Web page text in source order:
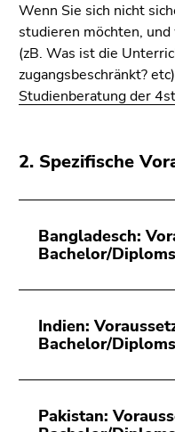
Zu
den
Seiteneinstellungen
(Benutzer/Sprache)
(Zugriffstaste
Suche
9)
Wenn Sie sich nicht
studieren möchten,
(zB. Was ist die
zugangsbeschränkt?
Studienberatung der
2. Spezifische
Bangladesch:
Bachelor/
Indien:
Bachelor/
Pakistan: